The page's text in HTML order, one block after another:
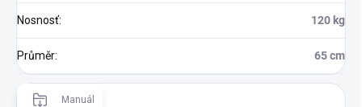
Nosnosť: 120 kg
Průměr: 65 cm
Manuál